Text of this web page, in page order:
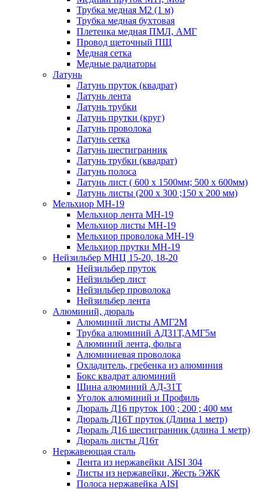
Трубка медная М2 (1 м)
Трубка медная бухтовая
Плетенка медная ПМЛ, АМГ
Провод щеточный ПЩ
Медная сетка
Медные радиаторы
Латунь
Латунь пруток (квадрат)
Латунь лента
Латунь трубки
Латунь прутки (круг)
Латунь проволока
Латунь сетка
Латунь шестигранник
Латунь трубки (квадрат)
Латунь полоса
Латунь лист ( 600 х 1500мм; 500 х 600мм)
Латунь листы (200 х 300 ;150 х 200 мм)
Мельхиор МН-19
Мельхиор лента МН-19
Мельхиор листы МН-19
Мельхиор проволока МН-19
Мельхиор прутки МН-19
Нейзильбер МНЦ 15-20, 18-20
Нейзильбер пруток
Нейзильбер лист
Нейзильбер проволока
Нейзильбер лента
Алюминий, дюраль
Алюминий листы АМГ2М
Трубка алюминий АД31Т,АМГ5м
Алюминий лента, фольга
Алюминиевая проволока
Охладитель, гребенка из алюминия
Бокс квадрат алюминий
Шина алюминий АД-31Т
Уголок алюминий и Профиль
Дюраль Д16 пруток 100 ; 200 ; 400 мм
Дюраль Д16Т пруток (Длина 1 метр)
Дюраль Д16 шестигранник (длина 1 метр)
Дюраль листы Д16т
Нержавеющая сталь
Лента из нержавейки AISI 304
Листы из нержавейки, Жесть ЭЖК
Полоса нержавейка АISI